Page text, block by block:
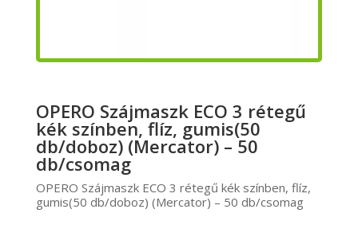
OPERO Szájmaszk ECO 3 rétegű
kék színben, flíz, gumis(50
db/doboz) (Mercator) – 50
db/csomag
OPERO Szájmaszk ECO 3 rétegű kék színben, flíz,
gumis(50 db/doboz) (Mercator) – 50 db/csomag